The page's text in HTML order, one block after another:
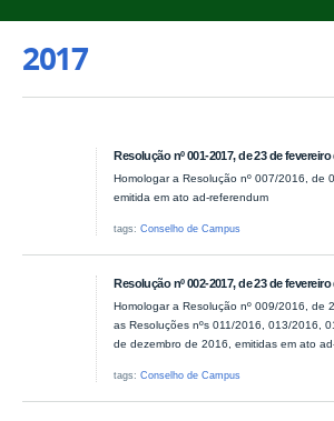
2017
Resolução nº 001-2017, de 23 de
Homologar a Resolução nº 007/2016, de
emitida em ato ad-referendum
tags:Conselho de Campus
Resolução nº 002-2017, de 23 de fevereiro
Homologar a Resolução nº 009/2016, de
as Resoluções nºs 011/2016, 013/2016,
de dezembro de 2016, emitidas em ato
tags:Conselho de Campus